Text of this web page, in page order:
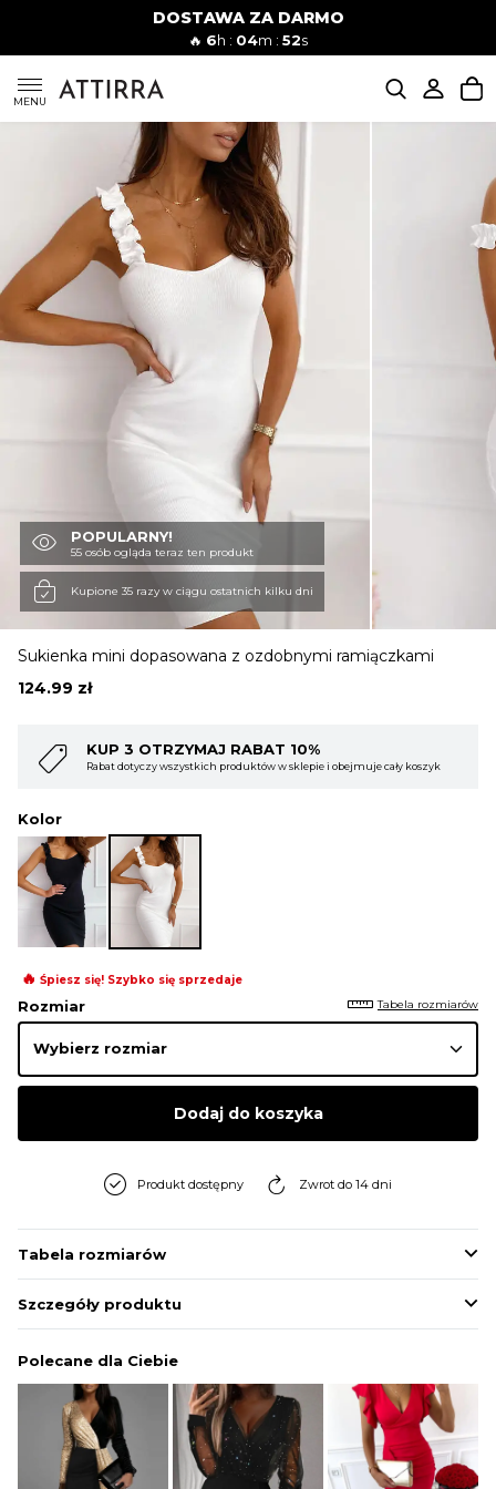
DOSTAWA ZA DARMO
🔥6h :04m :51s
MENU
Mężczyźni
SUKIENKI
KOMBINEZONY
DÓŁ DAMSKIE
OBUWIE
SWETRY
OKRYCIA WIERZCHNIE
POPULARNY!
55 osób ogląda teraz ten produkt
Kupione 35 razy w ciągu ostatnich kilku dni
Sukienka mini dopasowana z ozdobnymi ramiączkami
124.99 zł
10%
w sklepie i obejmuje cały koszyk
KUP 4 OTRZYMAJ
Rabat dotyczy wszystkich
Kolor
🔥 Śpiesz się! Szybko się sprzedaje
Rozmiar Tabela rozmiarów
Dodaj do koszyka
Produkt dostępny Zwrot do 14 dni
Tabela rozmiarów
Szczegóły produktu
Polecane dla Ciebie